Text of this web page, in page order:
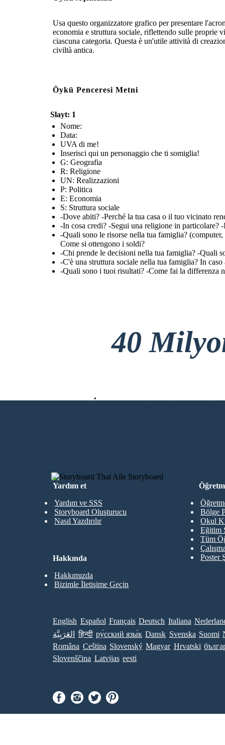
Usa questo organizzatore grafico per presentare
economia e struttura sociale, riflettendo sulle proprie
ciascuna categoria. Questa è un'utile attività di
civiltà antica.
Öykü Penceresi Metni
Slayt: 1
Nome:
Data:
UVA di me!
Inserisci qui un personaggio che ti somiglia!
G: Geografia
R: Religione
UN: Realizzazioni
P: Politica
E: Economia
S: Struttura sociale
-Dove abiti? -Perché la tua casa o il tuo vicinato
-In cosa credi? -Segui una religione in
-Quali sono le risorse nella tua famiglia?
Come si ottengono i soldi?
-Chi prende le decisioni nella tua famiglia? -Quali
-C'è una struttura sociale nella tua famiglia? In
-Quali sono i tuoi risultati? -Come fai la differenza
40
İndirme Yok,
Yardım et
Yardım ve SSS
Storyboard Oluşturucu
Nasıl Yazdırılır
Bölge
Okul
Eğitim
Tüm
Poster
Hakkında
Hakkımızda
Bizimle İletişime Geçin
English Español Français Deutsch Italiana
العَرَبِيَّة
हिन्दी ру́сский язы́к Dansk Svenska Suomi
Româna Ceština Slovenský Magyar Hrvatski
Slovenščina Latvijas eesti